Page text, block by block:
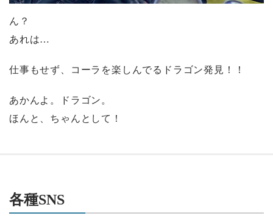
ん？
あれは…
仕事もせず、コーラを楽しんでるドラゴン発見！！
あかんよ。ドラゴン。
ほんと、ちゃんとして！
各種SNS